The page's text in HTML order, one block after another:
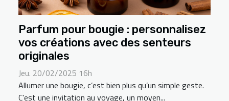
Parfum pour bougie : personnalisez
vos créations avec des senteurs
originales
Jeu. 20/02/2025 16h
Allumer une bougie, c’est bien plus qu’un simple geste.
C’est une invitation au voyage, un moyen...